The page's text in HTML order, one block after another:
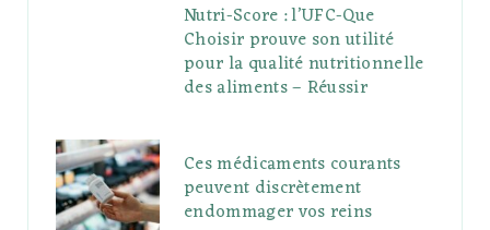
Nutri-Score : l’UFC-Que
Choisir prouve son utilité
pour la qualité nutritionnelle
des aliments – Réussir
Ces médicaments courants
peuvent discrètement
endommager vos reins